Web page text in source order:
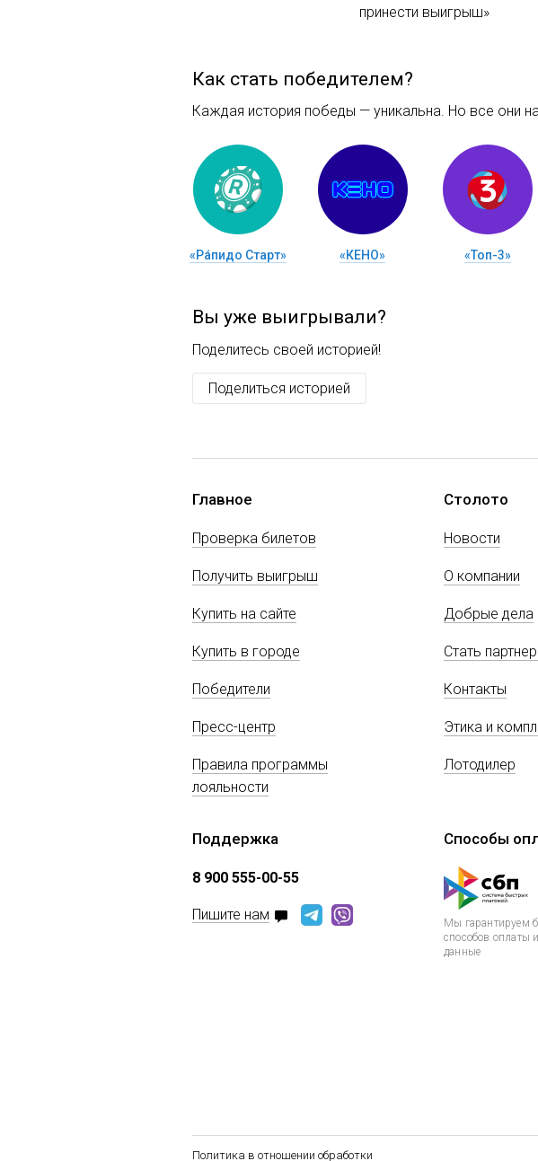
принести выигрыш»
Как стать победителем?
Каждая история победы — уникальна. Но все они
«Ра́пидо Старт» «КЕНО» «Топ-3»
Вы уже выигрывали?
Поделитесь своей историей!
Поделиться историей
Главное
Проверка билетов
Получить выигрыш
Купить на сайте
Купить в городе
Победители
Пресс-центр
Правила программы
лояльности
Столото
Новости
О компании
Добрые дела
Стать
Контакты
Этика и
Лотодилер
Поддержка
8 900 555-00-55
Пишите нам
Способы
Мы гарантируем
способов оплаты
данные
Политика в отношении обработки